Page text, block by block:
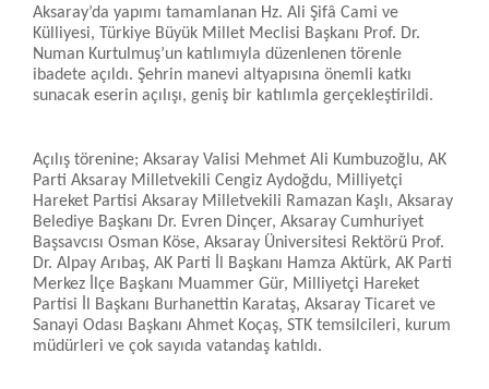
Aksaray’da yapımı tamamlanan Hz. Ali Şifâ Cami ve
Külliyesi, Türkiye Büyük Millet Meclisi Başkanı Prof. Dr.
Numan Kurtulmuş’un katılımıyla düzenlenen törenle
ibadete açıldı. Şehrin manevi altyapısına önemli katkı
sunacak eserin açılışı, geniş bir katılımla gerçekleştirildi.
Açılış törenine; Aksaray Valisi Mehmet Ali Kumbuzoğlu, AK
Parti Aksaray Milletvekili Cengiz Aydoğdu, Milliyetçi
Hareket Partisi Aksaray Milletvekili Ramazan Kaşlı, Aksaray
Belediye Başkanı Dr. Evren Dinçer, Aksaray Cumhuriyet
Başsavcısı Osman Köse, Aksaray Üniversitesi Rektörü Prof.
Dr. Alpay Arıbaş, AK Parti İl Başkanı Hamza Aktürk, AK Parti
Merkez İlçe Başkanı Muammer Gür, Milliyetçi Hareket
Partisi İl Başkanı Burhanettin Karataş, Aksaray Ticaret ve
Sanayi Odası Başkanı Ahmet Koçaş, STK temsilcileri, kurum
müdürleri ve çok sayıda vatandaş katıldı.